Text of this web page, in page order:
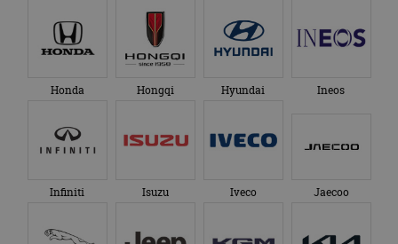
Honda Hongqi Hyundai Ineos
Infiniti Isuzu Iveco Jaecoo